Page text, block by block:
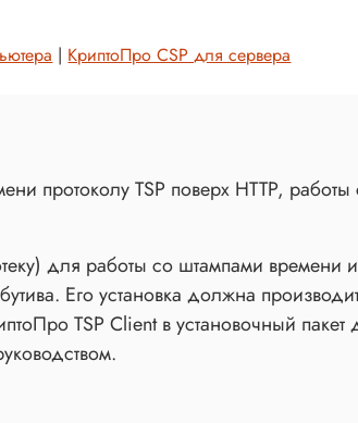
| КриптоПро CSP для сервера
протоколу TSP поверх HTTP,
для работы со штампами времени
Его установка должна
TSP Client в установочный пакет